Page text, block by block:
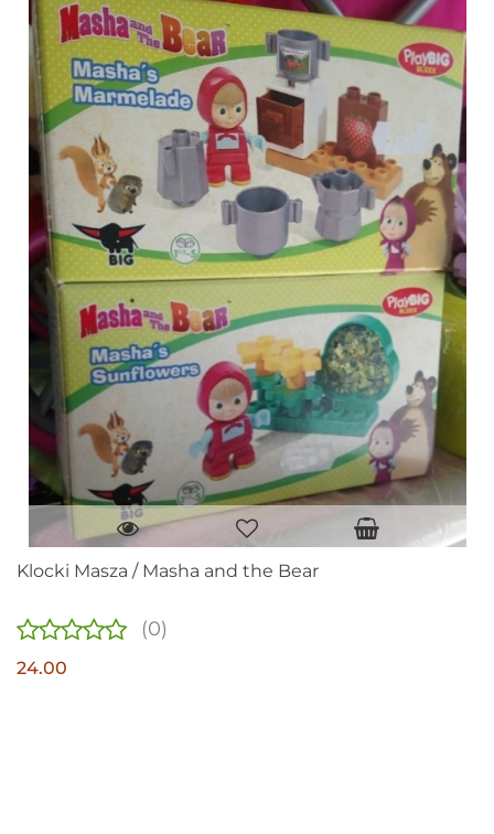
Klocki Masza / Masha and the Bear
(0)
24.00